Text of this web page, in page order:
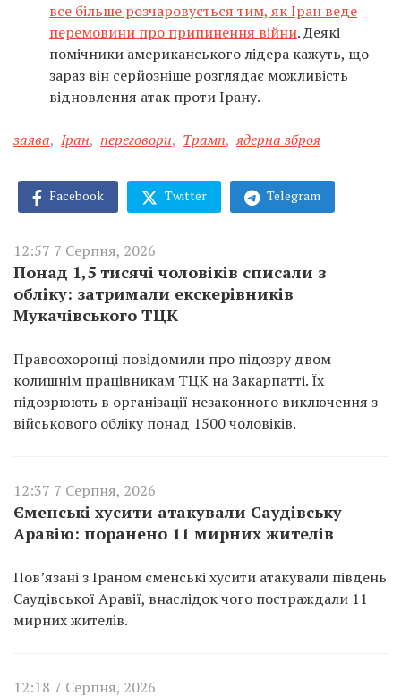
все більше розчаровується тим, як Іран веде
перемовини про припинення війни. Деякі
помічники американського лідера кажуть, що
зараз він серйозніше розглядає можливість
відновлення атак проти Ірану.
заява, Іран, переговори, Трамп, ядерна зброя
Facebook Twitter Telegram
12:57 7 Серпня, 2026
Понад 1,5 тисячі чоловіків списали з
обліку: затримали екскерівників
Мукачівського ТЦК
Правоохоронці повідомили про підозру двом
колишнім працівникам ТЦК на Закарпатті. Їх
підозрюють в організації незаконного виключення з
військового обліку понад 1500 чоловіків.
12:37 7 Серпня, 2026
Єменські хусити атакували Саудівську
Аравію: поранено 11 мирних жителів
Пов’язані з Іраном єменські хусити атакували південь
Саудівської Аравії, внаслідок чого постраждали 11
мирних жителів.
12:18 7 Серпня, 2026